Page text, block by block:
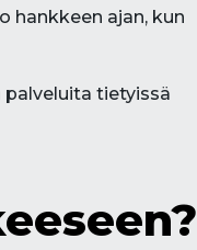
hankkeen ajan, kun
tietyissä